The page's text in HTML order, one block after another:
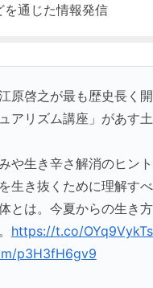
を通じた情報発信
原啓之が最も歴史長く
アリズム講座」があす
や生き辛さ解消のヒン
生き抜くために理解す
とは。今夏からの生き
https://t.co/
p3H3fH6gv9